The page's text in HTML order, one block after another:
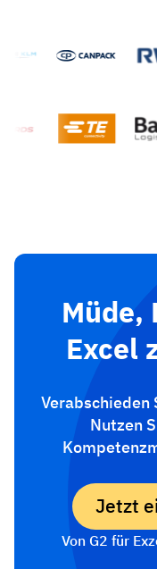
Müde,
Excel
Verabschieden
Nutzen
Jetzt
Von G2 für